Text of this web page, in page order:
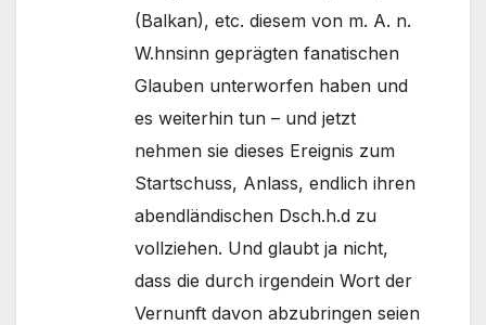
(Balkan), etc. diesem von m. A. n.
W.hnsinn geprägten fanatischen
Glauben unterworfen haben und
es weiterhin tun – und jetzt
nehmen sie dieses Ereignis zum
Startschuss, Anlass, endlich ihren
abendländischen Dsch.h.d zu
vollziehen. Und glaubt ja nicht,
dass die durch irgendein Wort der
Vernunft davon abzubringen seien